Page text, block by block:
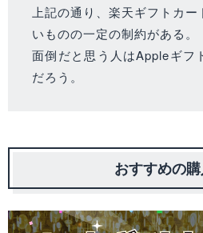
上記の通り、楽天ギフトカ
いものの一定の制約がある。
面倒だと思う人はAppleギフ
だろう。
おすすめの